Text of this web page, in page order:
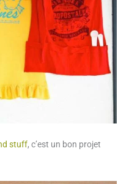
stuff, c’est un bon projet